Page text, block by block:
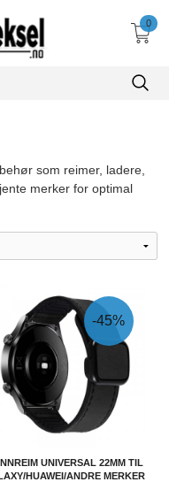
0
som reimer, ladere,
merker for optimal
UNIVERSAL 22MM TIL
HUAWEI/ANDRE MERKER
-45%